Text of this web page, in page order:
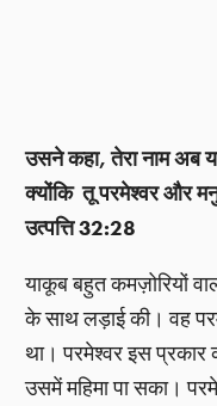
उसने कहा, तेरा नाम अब
क्योंकि तू परमेश्वर और
उत्पत्ति 32:28
याकूब बहुत कमज़ोरियों
के साथ लड़ाई की। वह
था। परमेश्वर इस प्रकार
उसमें महिमा पा सका।